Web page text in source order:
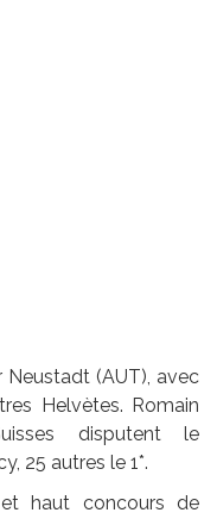
Neustadt (AUT), avec
Helvètes. Romain
disputent le
25 autres le 1*.
haut concours de